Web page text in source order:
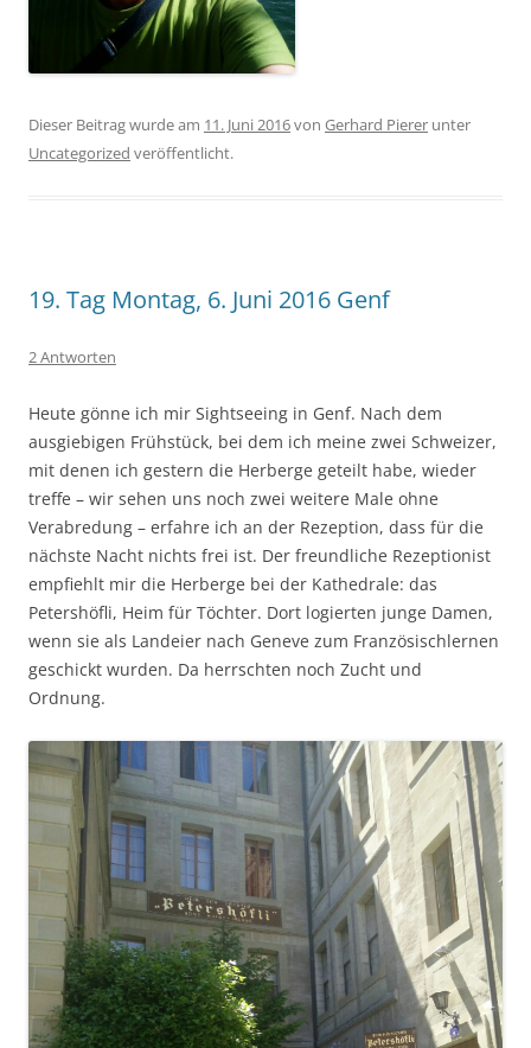
Dieser Beitrag wurde am 11. Juni 2016von Gerhard Pierer unter
Uncategorized veröffentlicht.
19. Tag Montag, 6. Juni 2016 Genf
2 Antworten
Heute gönne ich mir Sightseeing in Genf. Nach dem
ausgiebigen Frühstück, bei dem ich meine zwei Schweizer,
mit denen ich gestern die Herberge geteilt habe, wieder
treffe – wir sehen uns noch zwei weitere Male ohne
Verabredung – erfahre ich an der Rezeption, dass für die
nächste Nacht nichts frei ist. Der freundliche Rezeptionist
empfiehlt mir die Herberge bei der Kathedrale: das
Petershöfli, Heim für Töchter. Dort logierten junge Damen,
wenn sie als Landeier nach Geneve zum Französischlernen
geschickt wurden. Da herrschten noch Zucht und
Ordnung.